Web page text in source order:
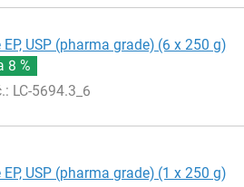
USP (pharma grade) (6 x 250 g)
8 %
: LC-5694.3_6
USP (pharma grade) (1 x 250 g)